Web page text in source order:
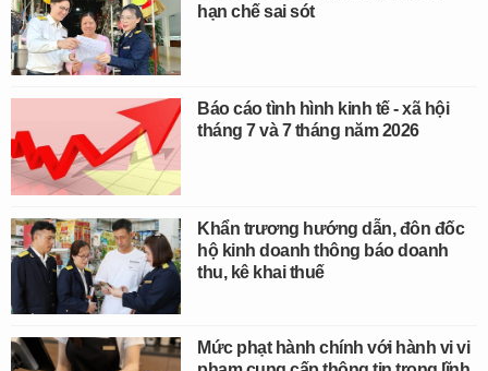
hạn chế sai sót
Báo cáo tình hình kinh tế - xã hội
tháng 7 và 7 tháng năm 2026
Khẩn trương hướng dẫn, đôn đốc
hộ kinh doanh thông báo doanh
thu, kê khai thuế
Mức phạt hành chính với hành vi vi